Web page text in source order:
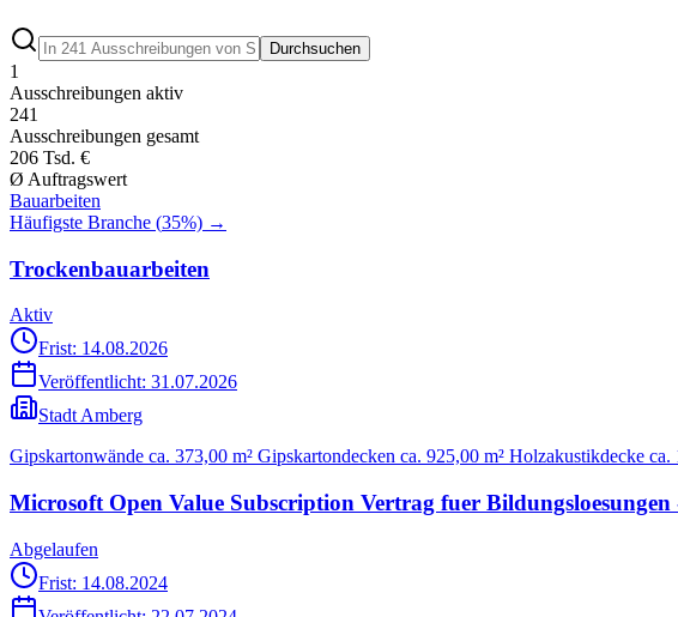
Durchsuchen
1
Ausschreibungen aktiv
241
Ausschreibungen gesamt
206 Tsd. €
Ø Auftragswert
Bauarbeiten
Häufigste Branche (35%) →
Trockenbauarbeiten
Aktiv
Frist: 14.08.2026
Veröffentlicht: 31.07.2026
Stadt Amberg
Gipskartonwände ca. 373,00 m² Gipskartondecken ca. 925,00 m² Holzakustikdecke
Microsoft Open Value Subscription Vertrag fuer
Abgelaufen
Frist: 14.08.2024